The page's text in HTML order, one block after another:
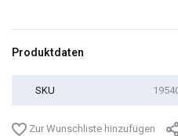
Produktdaten
SKU
Zur Wunschliste hinzufügen